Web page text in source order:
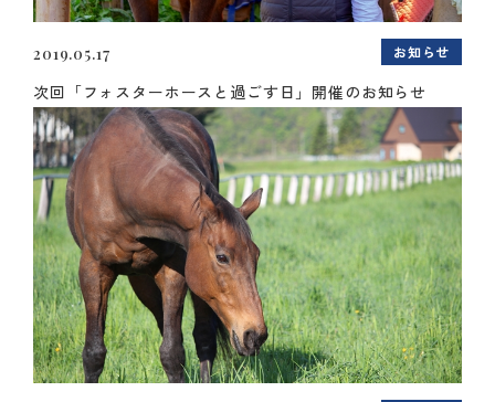
2019.05.17 お知らせ
次回「フォスターホースと過ごす日」開催のお知らせ